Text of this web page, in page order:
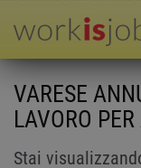
VARESE
LAVORO
Stai